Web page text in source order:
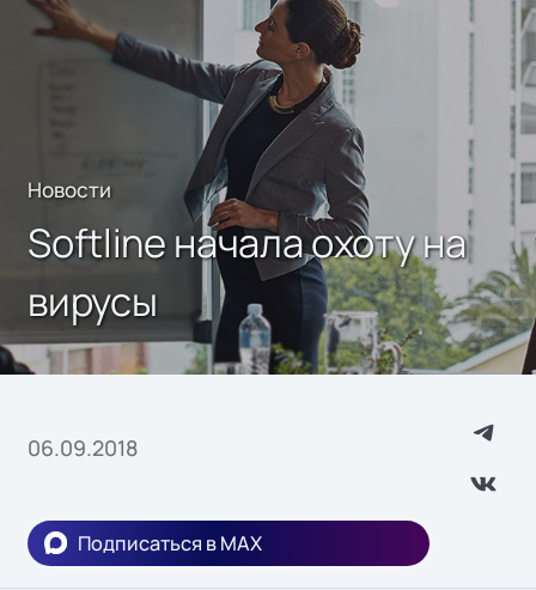
Новости
Softline начала охоту на
вирусы
06.09.2018
Подписаться в MAX